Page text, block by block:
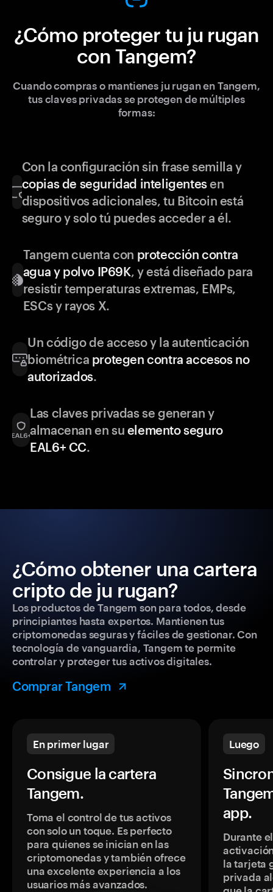
¿Cómo proteger tu ju rugan
con Tangem?
Cuando compras o mantienes ju rugan en Tangem,
tus claves privadas se protegen de múltiples
formas:
Con la configuración sin frase semilla y
copias de seguridad inteligentesen
dispositivos adicionales, tu Bitcoin está
seguro y solo tú puedes acceder a él.
Tangem cuenta con protección contra
agua y polvo IP69K, y está diseñado para
resistir temperaturas extremas, EMPs,
ESCs y rayos X.
Un código de acceso y la autenticación
biométrica protegen contra accesos no
autorizados.
Las claves privadas se generan y
almacenan en su elemento seguro
EAL6+ CC.
¿Cómo obtener una cartera
cripto de ju rugan?
Los productos de Tangem son para todos, desde
principiantes hasta expertos. Mantienen tus
criptomonedas seguras y fáciles de gestionar. Con
tecnología de vanguardia, Tangem te permite
controlar y proteger tus activos digitales.
Comprar Tangem
En primer lugar
Consigue la cartera
Tangem.
Toma el control de tus activos
con solo un toque. Es perfecto
para quienes se inician en las
criptomonedas y también ofrece
una excelente experiencia a los
usuarios más avanzados.
Luego
app.
Durante
la tarjeta
privada